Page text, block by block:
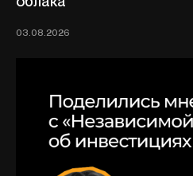
03.08.2026